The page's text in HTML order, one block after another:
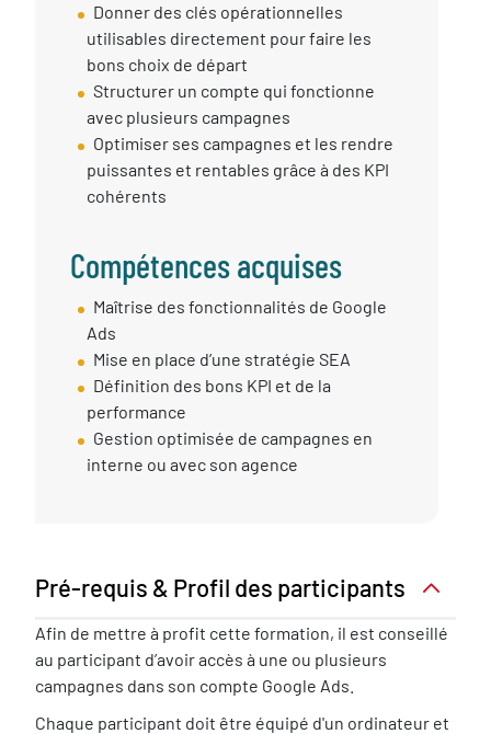
Donner des clés opérationnelles
utilisables directement pour faire les
bons choix de départ
Structurer un compte qui fonctionne
avec plusieurs campagnes
Optimiser ses campagnes et les rendre
puissantes et rentables grâce à des KPI
cohérents
Compétences acquises
Compétences
Acquises
Maîtrise des fonctionnalités de Google
Ads
Mise en place d’une stratégie SEA
Définition des bons KPI et de la
performance
Gestion optimisée de campagnes en
interne ou avec son agence
Pré-requis & Profil des participants
Pré-
requis
nécessaire
Afin de mettre à profit cette formation, il est conseillé
au participant d’avoir accès à une ou plusieurs
campagnes dans son compte Google Ads.
Chaque participant doit être équipé d'un ordinateur et